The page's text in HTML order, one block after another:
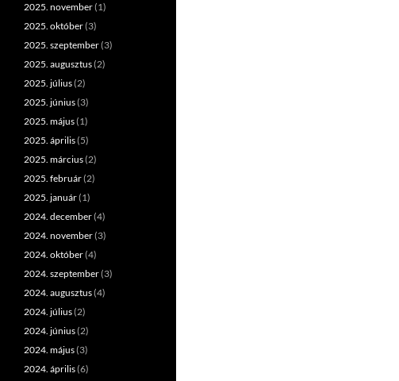
2025. november(1)
2025. október(3)
2025. szeptember(3)
2025. augusztus(2)
2025. július(2)
2025. június(3)
2025. május(1)
2025. április(5)
2025. március(2)
2025. február(2)
2025. január(1)
2024. december(4)
2024. november(3)
2024. október(4)
2024. szeptember(3)
2024. augusztus(4)
2024. július(2)
2024. június(2)
2024. május(3)
2024. április(6)